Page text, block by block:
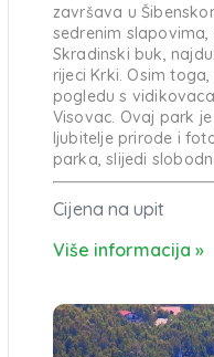
završava u
sedrenim
Skradinski buk,
rijeci Krki. Osim
pogledu s
Visovac. Ovaj park
ljubitelje prirode i
parka, slijedi
Cijena na upit
Više informacija »